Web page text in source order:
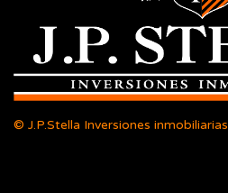
© J.P.Stella Inversiones inmobiliarias